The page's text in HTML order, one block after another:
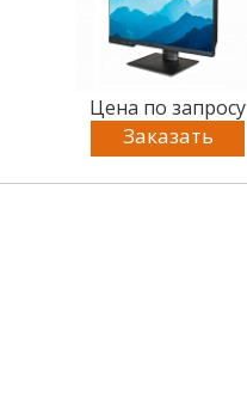
Цена по запросу
Заказать